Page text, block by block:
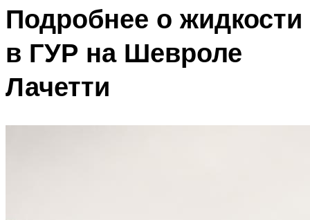
Подробнее о жидкости
в ГУР на Шевроле
Лачетти